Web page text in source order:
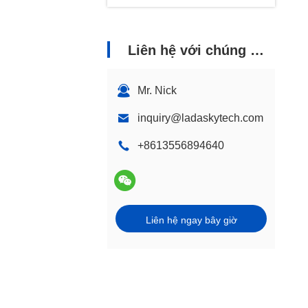
Liên hệ với chúng tôi
Mr. Nick
inquiry@ladaskytech.com
+8613556894640
Liên hệ ngay bây giờ